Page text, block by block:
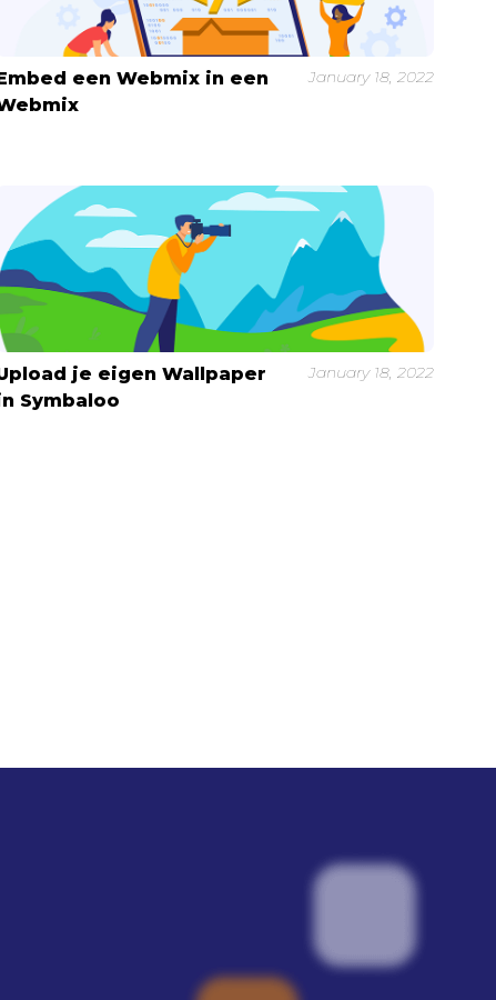
een Webmix in een
January 18, 2022
je eigen Wallpaper
Symbaloo
January 18, 2022